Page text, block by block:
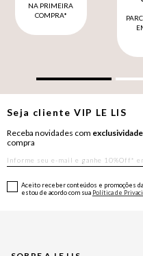
NA PRIMEIRA
COMPRA*
Seja clienteVIP LE LIS
Receba novidades com exclusividade
compra
Aceito receber conteúdos e promoções
estou de acordo com sua Política de